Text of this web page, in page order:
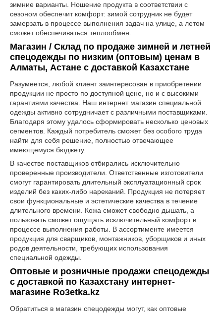
зимние варианты. Ношение продукта в соответствии с
сезоном обеспечит комфорт: зимой сотрудник не будет
замерзать в процессе выполнения задач на улице, а летом
сможет обеспечиваться теплообмен.
Магазин / Склад по продаже зимней и летней
спецодежды по низким (оптовым) ценам в
Алматы, Астане с доставкой Казахстане
Разумеется, любой клиент заинтересован в приобретении
продукции не просто по доступной цене, но и с высокими
гарантиями качества. Наш интернет магазин специальной
одежды активно сотрудничает с различными поставщиками.
Благодаря этому удалось сформировать несколько ценовых
сегментов. Каждый потребитель сможет без особого труда
найти для себя решение, полностью отвечающее
имеющемуся бюджету.
В качестве поставщиков отбирались исключительно
проверенные производители. Ответственные изготовители
смогут гарантировать длительный эксплуатационный срок
изделий без каких-либо нареканий. Продукция не потеряет
свои функциональные и эстетические качества в течение
длительного времени. Кожа сможет свободно дышать, а
пользовать сможет ощущать исключительный комфорт в
процессе выполнения работы. В ассортименте имеется
продукция для сварщиков, монтажников, уборщиков и иных
родов деятельности, требующих использования
специальной одежды.
Оптовые и розничные продажи спецодежды
с доставкой по Казахстану интернет-
магазине Ro3etka.kz
Обратиться в магазин спецодежды могут, как оптовые